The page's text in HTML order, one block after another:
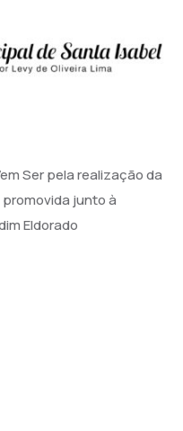
Ser pela realização da
promovida junto à
Eldorado